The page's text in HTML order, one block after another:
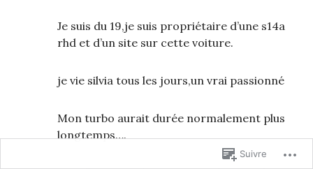
Je suis du 19,je suis propriétaire d’une s14a
rhd et d’un site sur cette voiture.
je vie silvia tous les jours,un vrai passionné
Mon turbo aurait durée normalement plus
longtemps….
Suivre